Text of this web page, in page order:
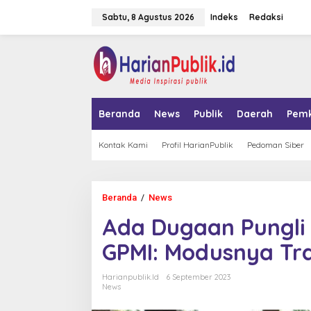
Sabtu, 8 Agustus 2026 Indeks Redaksi
Beranda News Publik Daerah
Kontak Kami Profil HarianPublik Pedoman Siber
Beranda / News
a
D
u
a
Ada Dugaan Pungli
GPMI: Modusnya
Harianpublik.id
6 September 2023
News